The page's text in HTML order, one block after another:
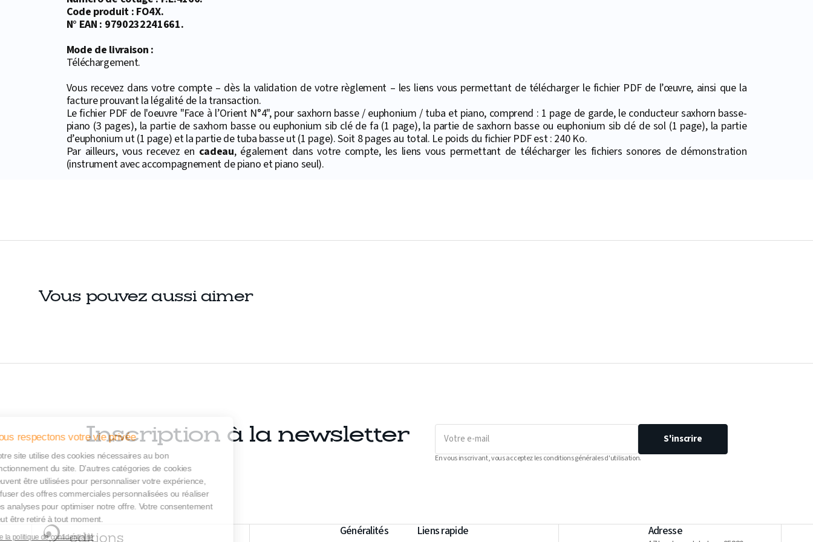
Nous respectons votre vie privée
Notre site utilise des cookies nécessaires au bon
fonctionnement du site. D’autres catégories de cookies
peuvent être utilisées pour personnaliser votre expérience,
diffuser des offres commerciales personnalisées ou réaliser
des analyses pour optimiser notre offre. Votre consentement
peut être retiré à tout moment.
Lire la politique de confidentialité
Code produit : FO4X.
N° EAN : 9790232241661.
Mode de livraison :
Téléchargement.
Vous recevez dans votre compte – dès la validation de votre règlement – les liens vous permettant de télécharger le fichier PDF de l’œuvre, ainsi que la
facture prouvant la légalité de la transaction.
Le fichier PDF de l'oeuvre "Face à l’Orient N°4", pour saxhorn basse / euphonium / tuba et piano, comprend : 1 page de garde, le conducteur saxhorn basse-
piano (3 pages), la partie de saxhorn basse ou euphonium sib clé de fa (1 page), la partie de saxhorn basse ou euphonium sib clé de sol (1 page), la partie
d’euphonium ut (1 page) et la partie de tuba basse ut (1 page). Soit 8 pages au total. Le poids du fichier PDF est : 240 Ko.
Par ailleurs, vous recevez en cadeau, également dans votre compte, les liens vous permettant de télécharger les fichiers sonores de démonstration
(instrument avec accompagnement de piano et piano seul).
Vous pouvez aussi aimer
Inscription à la newsletter
Votre
mail
S'inscrire
En vous inscrivant, vous acceptez les conditions générales d'utilisation.
Généralités Liens rapide Adresse